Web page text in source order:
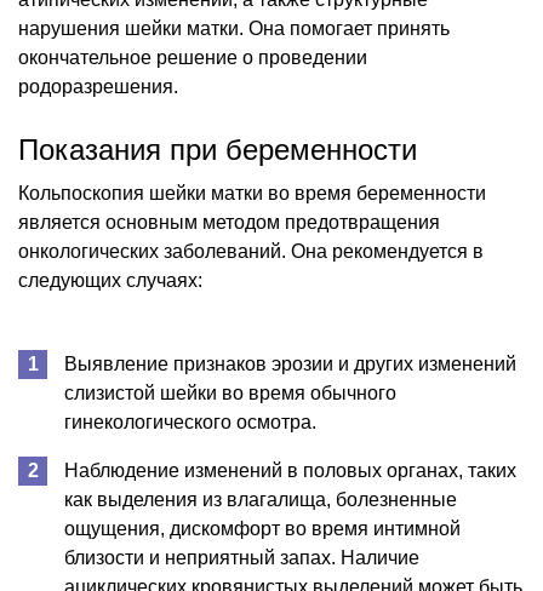
нарушения шейки матки. Она помогает принять
окончательное решение о проведении
родоразрешения.
Показания при беременности
Кольпоскопия шейки матки во время беременности
является основным методом предотвращения
онкологических заболеваний. Она рекомендуется в
следующих случаях:
Выявление признаков эрозии и других изменений
слизистой шейки во время обычного
гинекологического осмотра.
Наблюдение изменений в половых органах, таких
как выделения из влагалища, болезненные
ощущения, дискомфорт во время интимной
близости и неприятный запах. Наличие
ациклических кровянистых выделений может быть